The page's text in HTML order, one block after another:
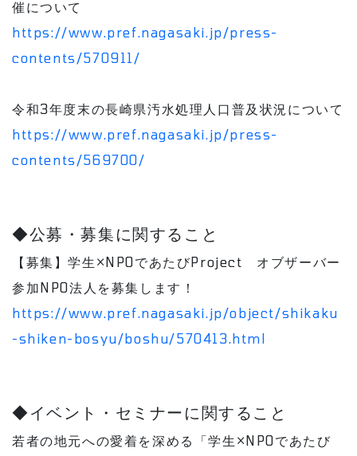
催について
https://www.pref.nagasaki.jp/press-
contents/570911/
令和3年度末の長崎県汚水処理人口普及状況について
https://www.pref.nagasaki.jp/press-
contents/569700/
◆公募・募集に関すること
【募集】学生×NPOであたびProject オブザーバー
参加NPO法人を募集します！
https://www.pref.nagasaki.jp/object/shikaku
-shiken-bosyu/boshu/570413.html
◆イベント・セミナーに関すること
若者の地元への愛着を深める「学生×NPOであたび